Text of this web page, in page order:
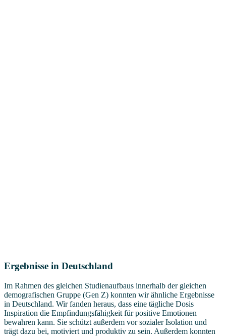
Ergebnisse in Deutschland
Im Rahmen des gleichen Studienaufbaus innerhalb der gleichen
demografischen Gruppe (Gen Z) konnten wir ähnliche Ergebnisse
in Deutschland. Wir fanden heraus, dass eine tägliche Dosis
Inspiration die Empfindungsfähigkeit für positive Emotionen
bewahren kann. Sie schützt außerdem vor sozialer Isolation und
trägt dazu bei, motiviert und produktiv zu sein. Außerdem konnten